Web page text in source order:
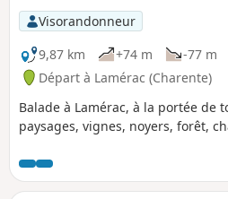
Visorandonneur
9,87 km
+74 m -77 m
Départ à Lamérac (Charente)
Balade à Lamérac, à la portée de
paysages, vignes, noyers, forêt,